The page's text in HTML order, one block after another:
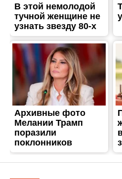
ТРЕШ
Через ворожі
Нікополі
Опубліковано 07.06.2026